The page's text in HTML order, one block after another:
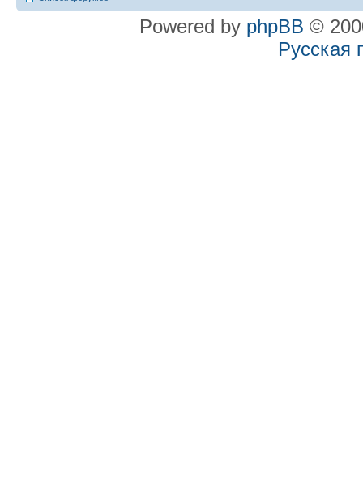
Powered by phpBB ©
Русская